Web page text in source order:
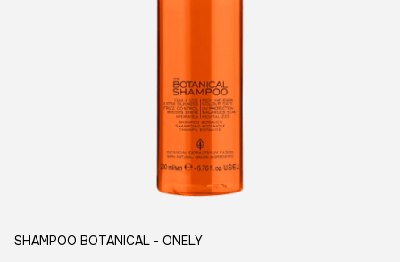
SHAMPOO BOTANICAL - ONELY